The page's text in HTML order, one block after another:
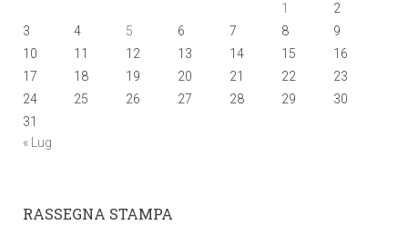
1
2
3
4 5 6 7 8
9
10
11 12 13 14 15
16
17
18 19 20 21 22
23
24
25 26 27 28 29
30
31
« Lug
RASSEGNA STAMPA